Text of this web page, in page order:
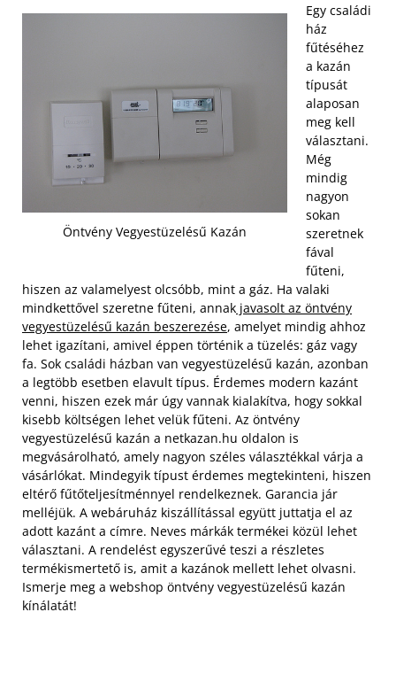
Öntvény Vegyestüzelésű Kazán
Egy családi
ház
fűtéséhez
a kazán
típusát
alaposan
meg kell
választani.
Még
mindig
nagyon
sokan
szeretnek
fával
fűteni,
hiszen az valamelyest olcsóbb, mint a gáz. Ha valaki
mindkettővel szeretne fűteni, annak javasolt az öntvény
vegyestüzelésű kazán beszerezése, amelyet mindig ahhoz
lehet igazítani, amivel éppen történik a tüzelés: gáz vagy
fa. Sok családi házban van vegyestüzelésű kazán, azonban
a legtöbb esetben elavult típus. Érdemes modern kazánt
venni, hiszen ezek már úgy vannak kialakítva, hogy sokkal
kisebb költségen lehet velük fűteni. Az öntvény
vegyestüzelésű kazán a netkazan.hu oldalon is
megvásárolható, amely nagyon széles választékkal várja a
vásárlókat. Mindegyik típust érdemes megtekinteni, hiszen
eltérő fűtőteljesítménnyel rendelkeznek. Garancia jár
melléjük. A webáruház kiszállítással együtt juttatja el az
adott kazánt a címre. Neves márkák termékei közül lehet
választani. A rendelést egyszerűvé teszi a részletes
termékismertető is, amit a kazánok mellett lehet olvasni.
Ismerje meg a webshop öntvény vegyestüzelésű kazán
kínálatát!